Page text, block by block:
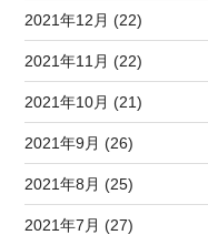
2021年12月 (22)
2021年11月 (22)
2021年10月 (21)
2021年9月 (26)
2021年8月 (25)
2021年7月 (27)